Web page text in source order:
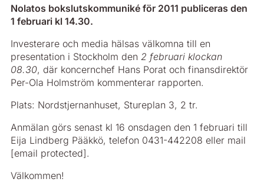
Nolatos bokslutskommuniké för 2011 publiceras den
1 februari kl 14.30.
Investerare och media hälsas välkomna till en
presentation i Stockholm den 2 februari klockan
08.30, där koncernchef Hans Porat och finansdirektör
Per-Ola Holmström kommenterar rapporten.
Plats: Nordstjernanhuset, Stureplan 3, 2 tr.
Anmälan görs senast kl 16 onsdagen den 1 februari till
Eija Lindberg Pääkkö, telefon 0431-442208 eller mail
[email protected].
Välkommen!